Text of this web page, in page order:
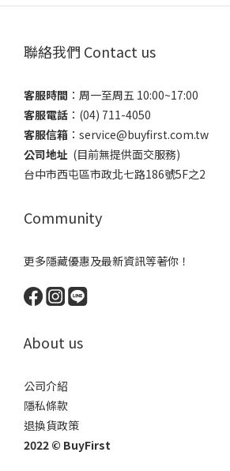
聯絡我們 Contact us
客服時間 ：​周一至周五 10:00~17:00
客服電話 ​：(04) 711-4050
客服信箱 ：​service@buyfirst.com.tw
公司地址 (目前無提供面交服務) ​
台中市西屯區市政北七路186號5F之2
Community
更多隱藏優惠及最新資訊等著你！
About us
公司介紹
隱私條款
退換貨政策
2022 © BuyFirst